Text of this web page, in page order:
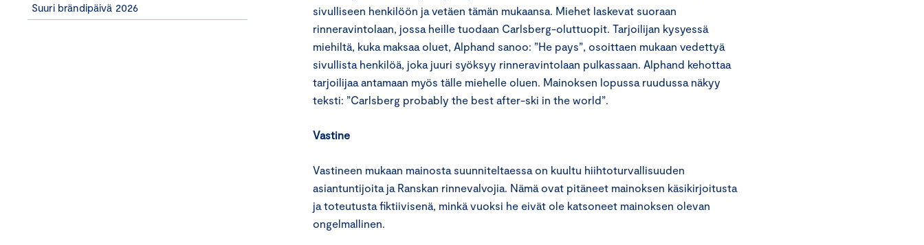
Suuri brändipäivä 2026
sivulliseen henkilöön ja vetäen tämän mukaansa. Miehet laskevat suoraan
rinneravintolaan, jossa heille tuodaan Carlsberg-oluttuopit. Tarjoilijan kysyessä
miehiltä, kuka maksaa oluet, Alphand sanoo: ”He pays”, osoittaen mukaan vedettyä
sivullista henkilöä, joka juuri syöksyy rinneravintolaan pulkassaan. Alphand kehottaa
tarjoilijaa antamaan myös tälle miehelle oluen. Mainoksen lopussa ruudussa näkyy
teksti: ”Carlsberg probably the best after-ski in the world”.
Vastine
Vastineen mukaan mainosta suunniteltaessa on kuultu hiihtoturvallisuuden
asiantuntijoita ja Ranskan rinnevalvojia. Nämä ovat pitäneet mainoksen käsikirjoitusta
ja toteutusta fiktiivisenä, minkä vuoksi he eivät ole katsoneet mainoksen olevan
ongelmallinen.